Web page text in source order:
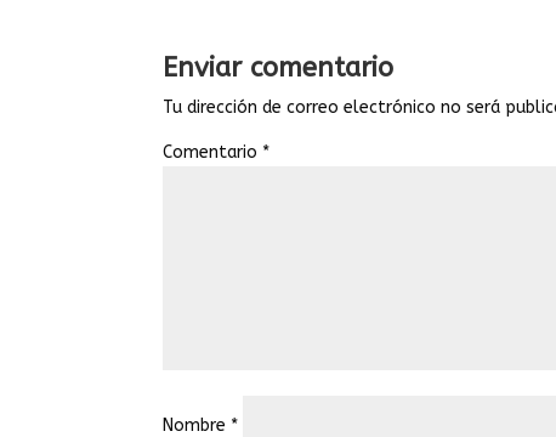
Enviar comentario
Tu dirección de correo electrónico no será
Comentario *
Nombre *